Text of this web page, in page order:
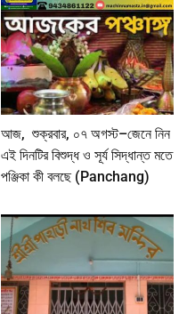
আজ, শুক্রবার, ০৭ অগস্ট–জেনে নিন
এই দিনটির বিশুদ্ধ ও সূর্য সিদ্ধান্ত মতে
পঞ্জিকা কী বলছে (Panchang)